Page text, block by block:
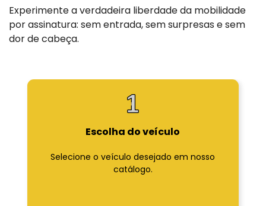
Experimente a verdadeira liberdade da mobilidade
por assinatura: sem entrada, sem surpresas e sem
dor de cabeça.
Escolha do veículo
Selecione o veículo desejado em nosso
catálogo.